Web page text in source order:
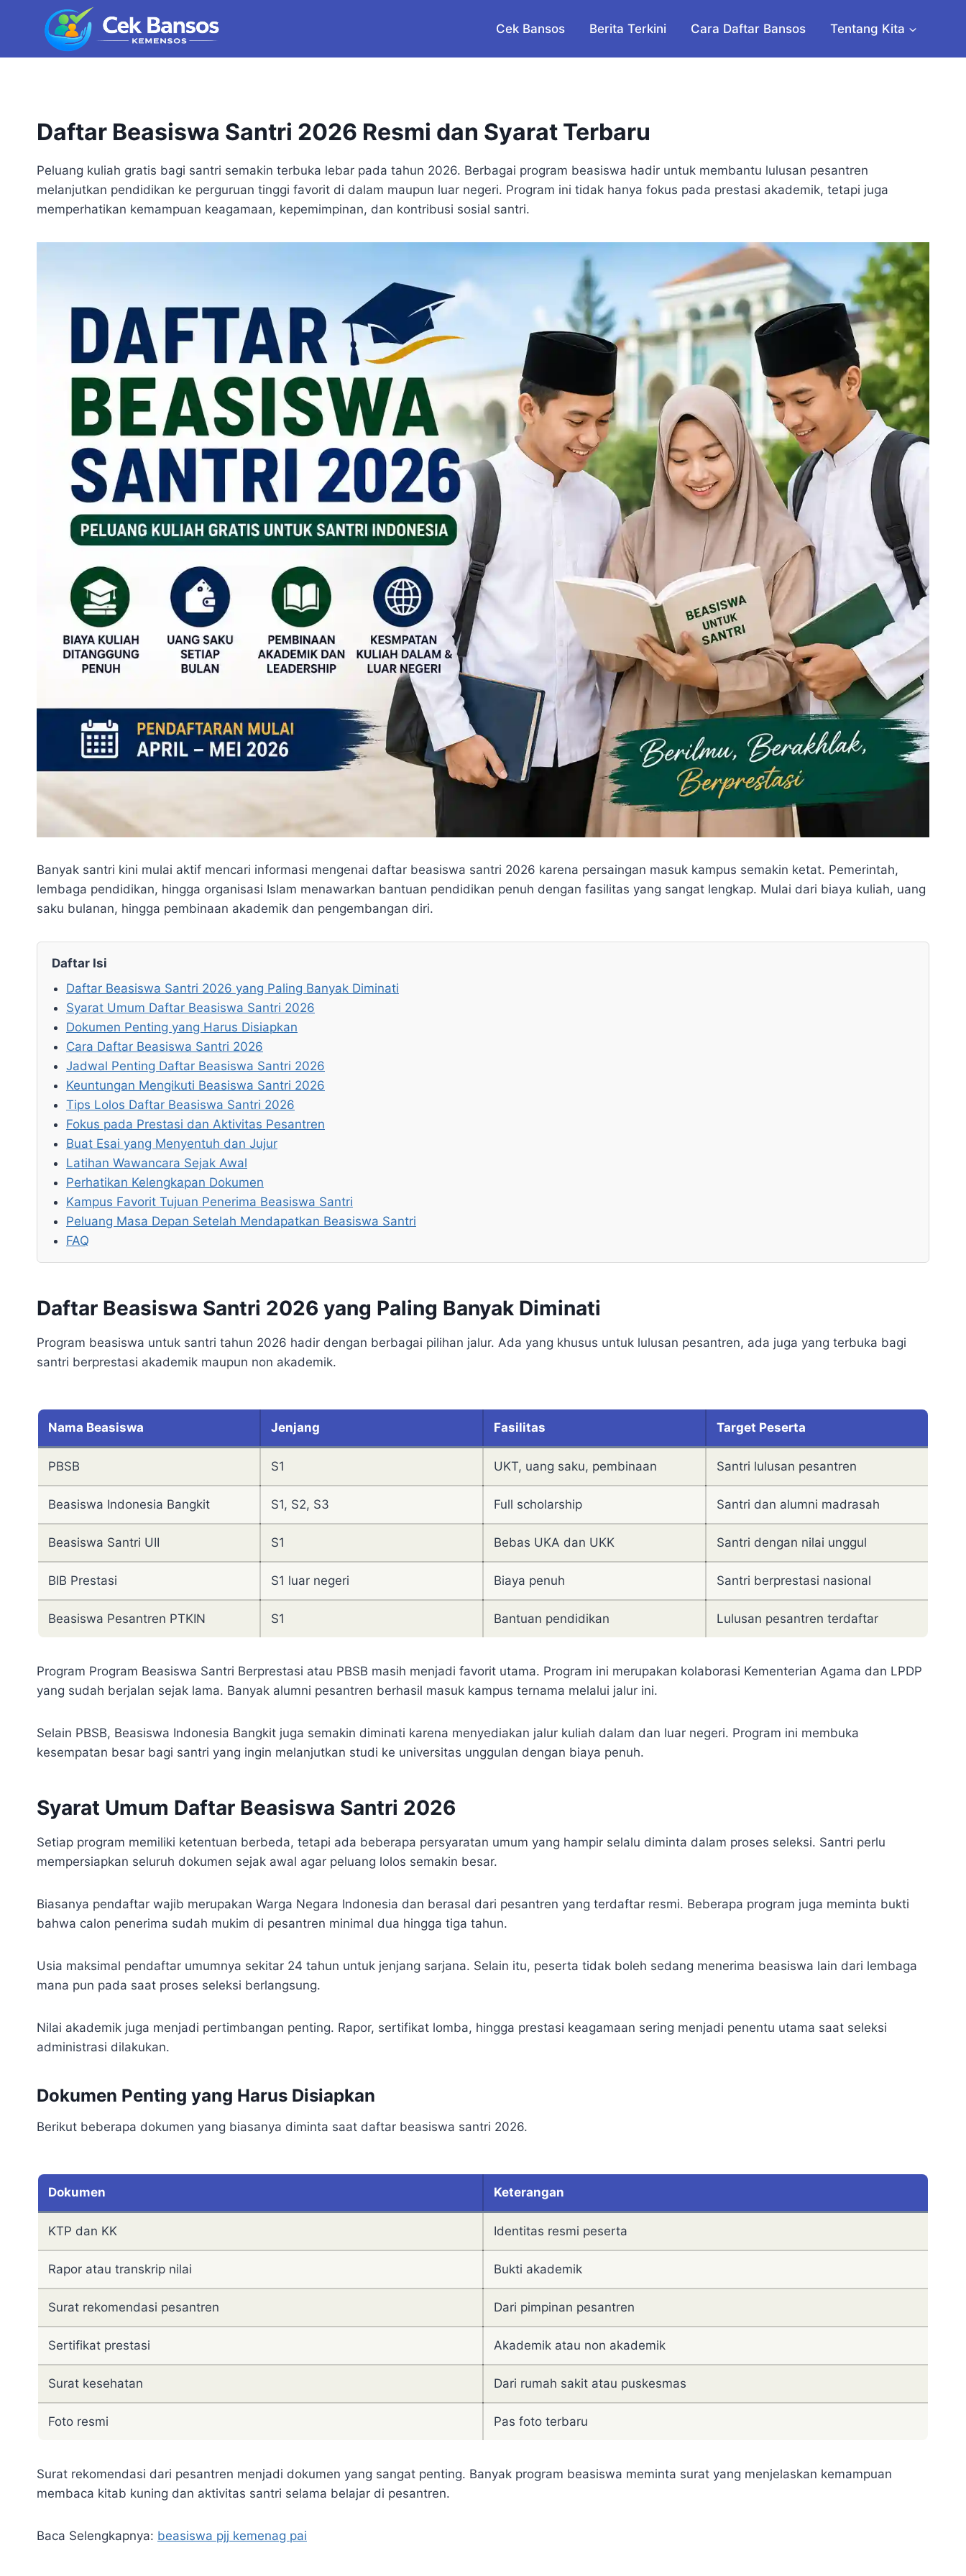
Cek Bansos Berita Terkini Cara Daftar Bansos Tentang Kita
Daftar Beasiswa Santri 2026 Resmi dan Syarat Terbaru
Peluang kuliah gratis bagi santri semakin terbuka lebar pada tahun 2026. Berbagai program beasiswa hadir untuk membantu lulusan pesantren
melanjutkan pendidikan ke perguruan tinggi favorit di dalam maupun luar negeri. Program ini tidak hanya fokus pada prestasi akademik, tetapi juga
memperhatikan kemampuan keagamaan, kepemimpinan, dan kontribusi sosial santri.
Banyak santri kini mulai aktif mencari informasi mengenai daftar beasiswa santri 2026 karena persaingan masuk kampus semakin ketat. Pemerintah,
lembaga pendidikan, hingga organisasi Islam menawarkan bantuan pendidikan penuh dengan fasilitas yang sangat lengkap. Mulai dari biaya kuliah, uang
saku bulanan, hingga pembinaan akademik dan pengembangan diri.
Daftar Isi
Daftar Beasiswa Santri 2026 yang Paling Banyak Diminati
Syarat Umum Daftar Beasiswa Santri 2026
Dokumen Penting yang Harus Disiapkan
Cara Daftar Beasiswa Santri 2026
Jadwal Penting Daftar Beasiswa Santri 2026
Keuntungan Mengikuti Beasiswa Santri 2026
Tips Lolos Daftar Beasiswa Santri 2026
Fokus pada Prestasi dan Aktivitas Pesantren
Buat Esai yang Menyentuh dan Jujur
Latihan Wawancara Sejak Awal
Perhatikan Kelengkapan Dokumen
Kampus Favorit Tujuan Penerima Beasiswa Santri
Peluang Masa Depan Setelah Mendapatkan Beasiswa Santri
FAQ
Daftar Beasiswa Santri 2026 yang Paling Banyak Diminati
Program beasiswa untuk santri tahun 2026 hadir dengan berbagai pilihan jalur. Ada yang khusus untuk lulusan pesantren, ada juga yang terbuka bagi
santri berprestasi akademik maupun non akademik.
Nama Beasiswa Jenjang Fasilitas Target Peserta
PBSB S1 UKT, uang saku, pembinaan Santri lulusan pesantren
Beasiswa Indonesia Bangkit S1, S2, S3 Full scholarship Santri dan alumni madrasah
Beasiswa Santri UII S1 Bebas UKA dan UKK Santri dengan nilai unggul
BIB Prestasi S1 luar negeri Biaya penuh Santri berprestasi nasional
Beasiswa Pesantren PTKIN S1 Bantuan pendidikan Lulusan pesantren terdaftar
Program Program Beasiswa Santri Berprestasi atau PBSB masih menjadi favorit utama. Program ini merupakan kolaborasi Kementerian Agama dan LPDP
yang sudah berjalan sejak lama. Banyak alumni pesantren berhasil masuk kampus ternama melalui jalur ini.
Selain PBSB, Beasiswa Indonesia Bangkit juga semakin diminati karena menyediakan jalur kuliah dalam dan luar negeri. Program ini membuka
kesempatan besar bagi santri yang ingin melanjutkan studi ke universitas unggulan dengan biaya penuh.
Syarat Umum Daftar Beasiswa Santri 2026
Setiap program memiliki ketentuan berbeda, tetapi ada beberapa persyaratan umum yang hampir selalu diminta dalam proses seleksi. Santri perlu
mempersiapkan seluruh dokumen sejak awal agar peluang lolos semakin besar.
Biasanya pendaftar wajib merupakan Warga Negara Indonesia dan berasal dari pesantren yang terdaftar resmi. Beberapa program juga meminta bukti
bahwa calon penerima sudah mukim di pesantren minimal dua hingga tiga tahun.
Usia maksimal pendaftar umumnya sekitar 24 tahun untuk jenjang sarjana. Selain itu, peserta tidak boleh sedang menerima beasiswa lain dari lembaga
mana pun pada saat proses seleksi berlangsung.
Nilai akademik juga menjadi pertimbangan penting. Rapor, sertifikat lomba, hingga prestasi keagamaan sering menjadi penentu utama saat seleksi
administrasi dilakukan.
Dokumen Penting yang Harus Disiapkan
Berikut beberapa dokumen yang biasanya diminta saat daftar beasiswa santri 2026.
Dokumen Keterangan
KTP dan KK Identitas resmi peserta
Rapor atau transkrip nilai Bukti akademik
Surat rekomendasi pesantren Dari pimpinan pesantren
Sertifikat prestasi Akademik atau non akademik
Surat kesehatan Dari rumah sakit atau puskesmas
Foto resmi Pas foto terbaru
Surat rekomendasi dari pesantren menjadi dokumen yang sangat penting. Banyak program beasiswa meminta surat yang menjelaskan kemampuan
membaca kitab kuning dan aktivitas santri selama belajar di pesantren.
Baca Selengkapnya: beasiswa pjj kemenag pai